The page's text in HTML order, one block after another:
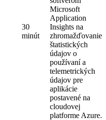
30
minút
Microsoft
Application
Insights na
zhromažďovanie
štatistických
údajov o
používaní a
telemetrických
údajov pre
aplikácie
postavené na
cloudovej
platforme Azure.